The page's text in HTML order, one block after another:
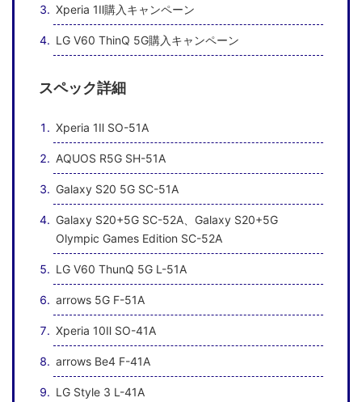
Xperia 1Ⅱ購入キャンペーン
LG V60 ThinQ 5G購入キャンペーン
スペック詳細
Xperia 1Ⅱ SO-51A
AQUOS R5G SH-51A
Galaxy S20 5G SC-51A
Galaxy S20+5G SC-52A、Galaxy S20+5G
Olympic Games Edition SC-52A
LG V60 ThunQ 5G L-51A
arrows 5G F-51A
Xperia 10Ⅱ SO-41A
arrows Be4 F-41A
LG Style 3 L-41A